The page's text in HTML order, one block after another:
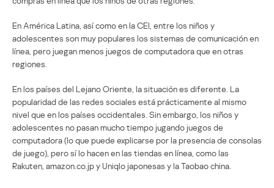
En América Latina, así como en la CEI, entre los niños y
adolescentes son muy populares los sistemas de comunicación en
línea, pero juegan menos juegos de computadora que en otras
regiones.
En los países del Lejano Oriente, la situación es diferente. La
popularidad de las redes sociales está prácticamente al mismo
nivel que en los países occidentales. Sin embargo, los niños y
adolescentes no pasan mucho tiempo jugando juegos de
computadora (lo que puede explicarse por la presencia de consolas
de juego), pero sí lo hacen en las tiendas en línea, como las
Rakuten, amazon.co.jp y Uniqlo japonesas y la Taobao china.